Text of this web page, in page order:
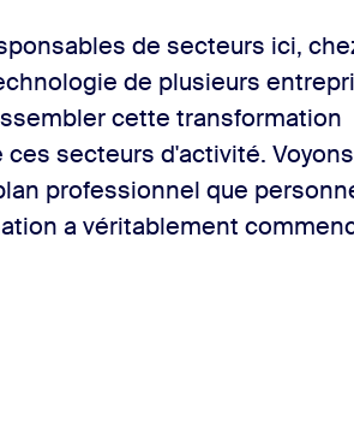
de secteurs ici,
de plusieurs
cette transformation
secteurs d'activité.
professionnel que
a véritablement